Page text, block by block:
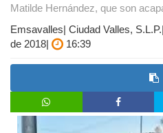
Matilde Hernández, que son
Emsavalles| Ciudad Valles,
de 2018|
16:39